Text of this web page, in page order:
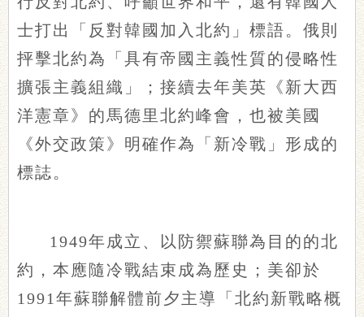
士打出「反對韓國加入北約」標語。俄則
抨擊北約為「具有帝國主義性質的侵略性
擴張主義組織」；接續去年美英《新大西
洋憲章》的馬德里北約峰會，也被美國
《外交政策》明確作為「新冷戰」形成的
標誌。
1949年成立、以防禦蘇聯為目的的北
約，本應隨冷戰結束成為歷史；美卻於
1991年蘇聯解體前夕主導「北約新戰略概